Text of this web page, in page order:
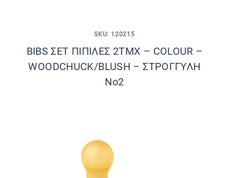
SKU: 120215
BIBS ΣΕΤ ΠΙΠΙΛΕΣ 2ΤΜΧ – COLOUR –
WOODCHUCK/BLUSH – ΣΤΡΟΓΓΥΛΗ
No2